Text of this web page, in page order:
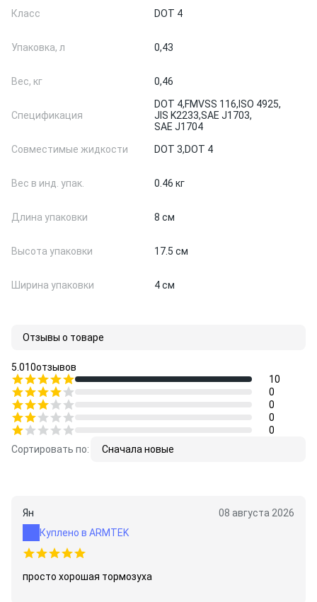
Класс DOT 4
Упаковка, л 0,43
Вес, кг 0,46
Спецификация
DOT 4,FMVSS 116, ISO 4925,
JIS K2233,SAE J1703,
SAE J1704
Совместимые жидкости
DOT 3,DOT 4
Вес в инд. упак. 0.46 кг
Длина упаковки 8 см
Высота упаковки 17.5 см
Ширина упаковки 4 см
Отзывы о товаре
5.010отзывов
10
0
0
0
0
Сортировать по:
Сначала новые
Ян
08 августа 2026
Куплено в ARMTEK
просто хорошая тормозуха